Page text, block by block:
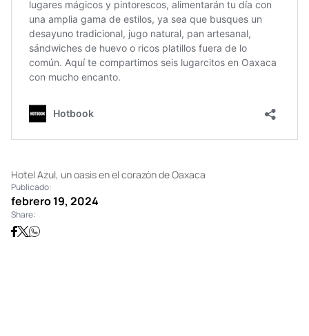
Hotel Azul, un oasis en el corazón de Oaxaca
Publicado:
febrero 19, 2024
Share: